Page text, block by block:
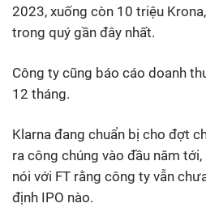
2023, xuống còn 10 triệu
trong quý gần đây nhất.
Công ty cũng báo cáo doanh
12 tháng.
Klarna đang chuẩn bị cho đợt
ra công chúng vào đầu năm
nói với FT rằng công ty vẫn
định IPO nào.